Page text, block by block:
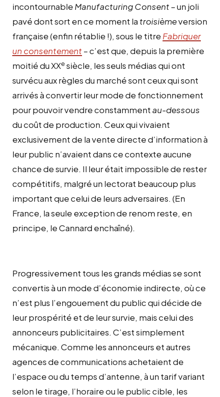
incontournable Manufacturing Consent – un joli
pavé dont sort en ce moment la troisièmeversion
française (enfin rétablie !), sous le titre Fabriquer
un consentement – c’est que, depuis la première
moitié du XXesiècle, les seuls médias qui ont
survécu aux règles du marché sont ceux qui sont
arrivés à convertir leur mode de fonctionnement
pour pouvoir vendre constammentau-dessous
du coût de production. Ceux qui vivaient
exclusivement de la vente directe d’information à
leur public n’avaient dans ce contexte aucune
chance de survie. Il leur était impossible de rester
compétitifs, malgré un lectorat beaucoup plus
important que celui de leurs adversaires. (En
France, la seule exception de renom reste, en
principe, le Cannard enchaîné).
Progressivement tous les grands médias se sont
convertis à un mode d’économie indirecte, où ce
n’est plus l’engouement du public qui décide de
leur prospérité et de leur survie, mais celui des
annonceurs publicitaires. C’est simplement
mécanique. Comme les annonceurs et autres
agences de communications achetaient de
l’espace ou du temps d’antenne, à un tarif variant
selon le tirage, l’horaire ou le public cible, les